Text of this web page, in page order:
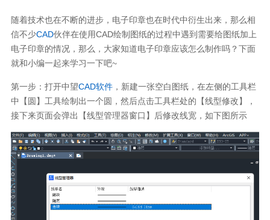
随着技术也在不断的进步，电子印章也在时代中衍生出来，那么相
信不少CAD伙伴在使用CAD绘制图纸的过程中遇到需要给图纸加上
电子印章的情况，那么，大家知道电子印章应该怎么制作吗？下面
就和小编一起来学习一下吧~
第一步：打开中望CAD软件，新建一张空白图纸，在左侧的工具栏
中【圆】工具绘制出一个圆，然后点击工具栏处的【线型修改】，
接下来页面会弹出【线型管理器窗口】后修改线宽，如下图所示